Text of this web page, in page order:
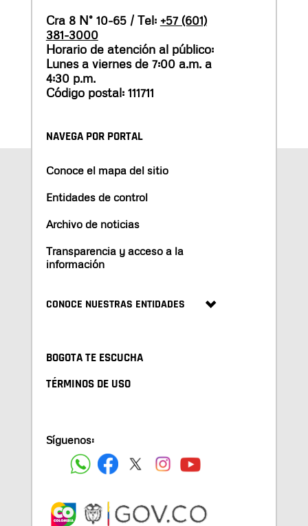
Cra 8 N° 10-65 / Tel: +57 (601)
381-3000
Horario de atención al público:
Lunes a viernes de 7:00 a.m. a
4:30 p.m.
Código postal: 111711
NAVEGA POR PORTAL
Conoce el mapa del sitio
Entidades de control
Archivo de noticias
Transparencia y acceso a la
información
CONOCE NUESTRAS ENTIDADES
BOGOTA TE ESCUCHA
TÉRMINOS DE USO
Síguenos: